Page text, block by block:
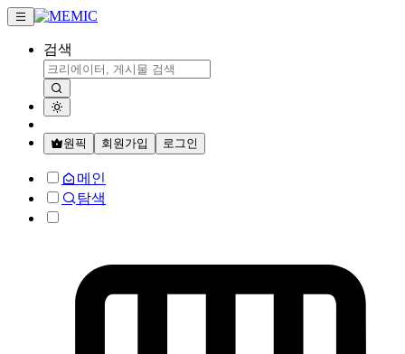
검색
원픽 회원가입 로그인
메인
탐색